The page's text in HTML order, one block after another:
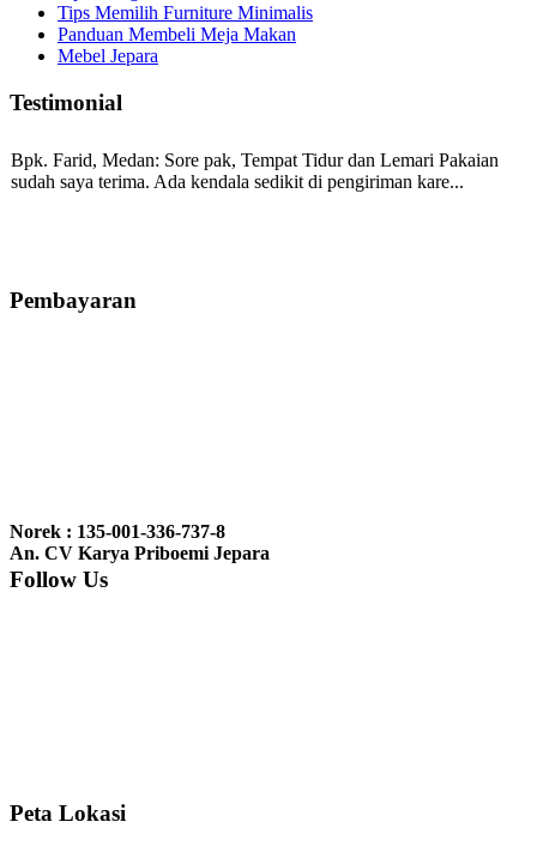
Tips Memilih Furniture Minimalis
Panduan Membeli Meja Makan
Mebel Jepara
Testimonial
Bpk. Farid, Medan: Sore pak, Tempat Tidur dan Lemari Pakaian
sudah saya terima. Ada kendala sedikit di pengiriman kare...
bale2 dan kursi teras saya sudah saya terima dan p...
nyesel deh beli geby...
Pembayaran
Norek : 135-001-336-737-8
An. CV Karya Priboemi Jepara
Follow Us
Peta Lokasi